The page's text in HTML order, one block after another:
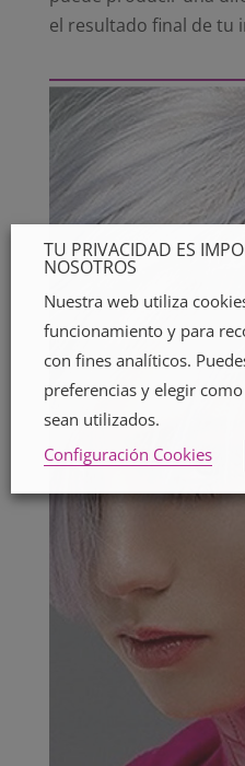
el resultado final de tu
TU PRIVACIDAD ES
NOSOTROS
Nuestra web utiliza
funcionamiento y para
con fines analíticos.
preferencias y elegir
sean utilizados.
Configuración Cookies